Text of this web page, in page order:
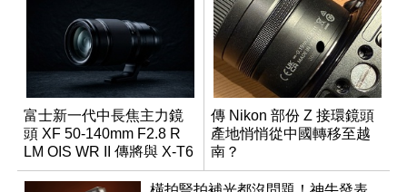
富士新一代中長焦主力鏡
頭 XF 50-140mm F2.8 R
LM OIS WR II 傳將與 X-T6
同步亮相
傳 Nikon 部份 Z 接環鏡頭
產地悄悄從中國轉移至越
南？